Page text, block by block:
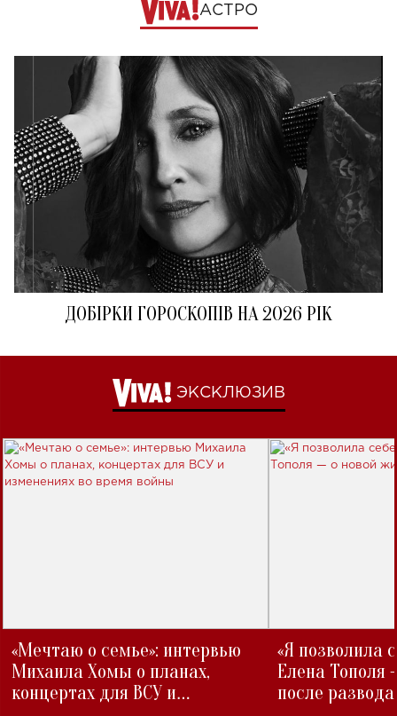
АСТРО
ДОБІРКИ ГОРОСКОПІВ НА 2026 РІК
ЭКСКЛЮЗИВ
«Мечтаю о семье»: интервью
Михаила Хомы о планах,
концертах для ВСУ и
«Я позволила
Елена Тополя
после развода